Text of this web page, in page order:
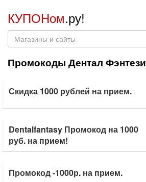
КУПОНом.ру!
Промокоды Дентал Фэнтези
Скидка 1000 рублей на прием.
Dentalfantasy Промокод на 1000
руб. на прием!
Промокод -1000р. на прием.